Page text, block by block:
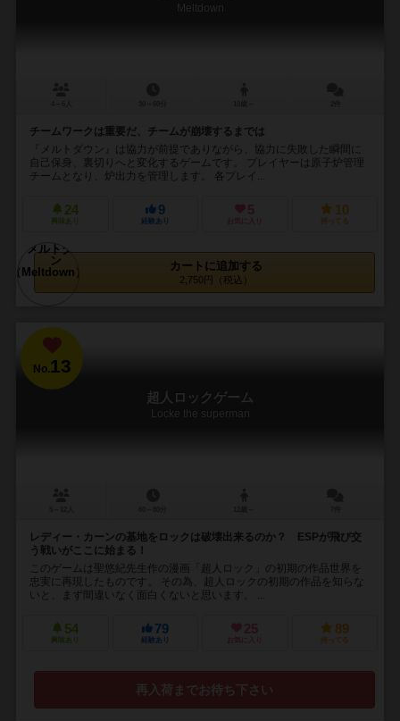
Meltdown
チームワークは重要だ、チームが崩壊するまでは
『メルトダウン』は協力が前提でありながら、協力に失敗した瞬間に
自己保身、裏切りへと変化するゲームです。 プレイヤーは原子炉管理
チームとなり、炉出力を管理します。 各プレイ...
24
興味あり
9
経験あり
5
お気に入り
10
持ってる
カートに追加する
2,750円（税込）
No.13
超人ロックゲーム
Locke the superman
レディー・カーンの基地をロックは破壊出来るのか？ ESPが飛び交
う戦いがここに始まる！
このゲームは聖悠紀先生作の漫画「超人ロック」の初期の作品世界を
忠実に再現したものです。 その為、超人ロックの初期の作品を知らな
いと、まず間違いなく面白くないと思います。 ...
54
興味あり
79
経験あり
25
お気に入り
89
持ってる
再入荷までお待ち下さい